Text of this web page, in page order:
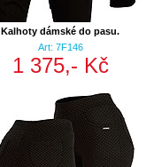
Kalhoty dámské do pasu.
Art: 7F146
1 375,- Kč